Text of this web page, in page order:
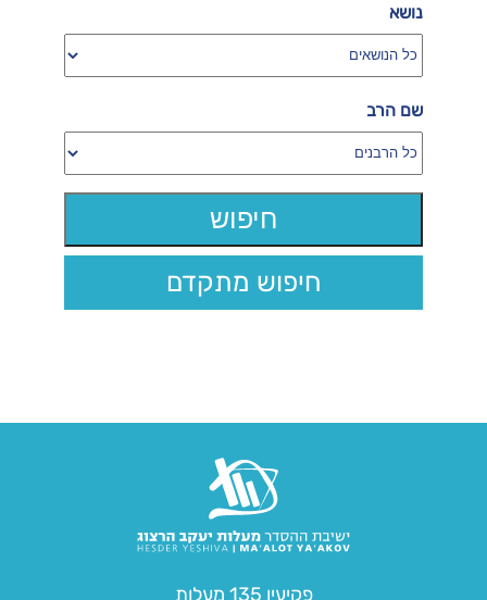
נושא
שם הרב
חיפוש מתקדם
פקיעין 135 מעלות